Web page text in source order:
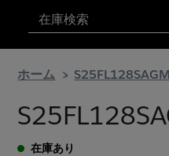
検索
ホーム
在庫あり